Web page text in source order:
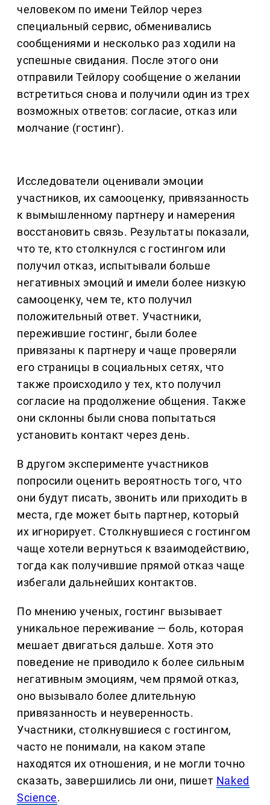
человеком по имени Тейлор через
специальный сервис, обменивались
сообщениями и несколько раз ходили на
успешные свидания. После этого они
отправили Тейлору сообщение о желании
встретиться снова и получили один из трех
возможных ответов: согласие, отказ или
молчание (гостинг).
Исследователи оценивали эмоции
участников, их самооценку, привязанность
к вымышленному партнеру и намерения
восстановить связь. Результаты показали,
что те, кто столкнулся с гостингом или
получил отказ, испытывали больше
негативных эмоций и имели более низкую
самооценку, чем те, кто получил
положительный ответ. Участники,
пережившие гостинг, были более
привязаны к партнеру и чаще проверяли
его страницы в социальных сетях, что
также происходило у тех, кто получил
согласие на продолжение общения. Также
они склонны были снова попытаться
установить контакт через день.
В другом эксперименте участников
попросили оценить вероятность того, что
они будут писать, звонить или приходить в
места, где может быть партнер, который
их игнорирует. Столкнувшиеся с гостингом
чаще хотели вернуться к взаимодействию,
тогда как получившие прямой отказ чаще
избегали дальнейших контактов.
По мнению ученых, гостинг вызывает
уникальное переживание — боль, которая
мешает двигаться дальше. Хотя это
поведение не приводило к более сильным
негативным эмоциям, чем прямой отказ,
оно вызывало более длительную
привязанность и неуверенность.
Участники, столкнувшиеся с гостингом,
часто не понимали, на каком этапе
находятся их отношения, и не могли точно
сказать, завершились ли они, пишет Naked
Science.